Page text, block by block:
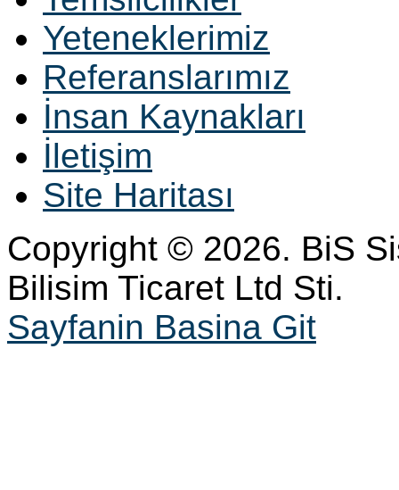
Yeteneklerimiz
Referanslarımız
İnsan Kaynakları
İletişim
Site Haritası
Copyright © 2026. BiS
Bilisim Ticaret Ltd Sti.
Sayfanin Basina Git